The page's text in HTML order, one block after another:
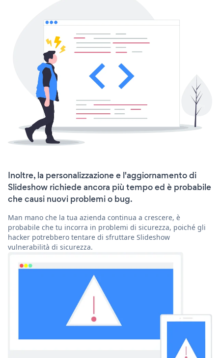
Inoltre, la personalizzazione e l'aggiornamento di
Slideshow richiede ancora più tempo ed è probabile
che causi nuovi problemi o bug.
Man mano che la tua azienda continua a crescere, è
probabile che tu incorra in problemi di sicurezza, poiché gli
hacker potrebbero tentare di sfruttare Slideshow
vulnerabilità di sicurezza.